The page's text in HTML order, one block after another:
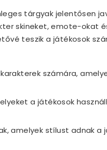
tárgyak jelentősen
skineket, emote-okat
teszik a játékosok
számára,
a játékosok
amelyek stílust adnak a